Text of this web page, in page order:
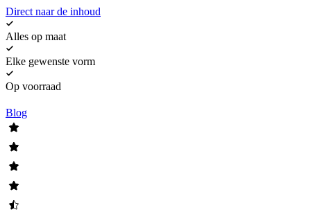
Direct naar de inhoud
Alles op maat
Elke gewenste vorm
Op voorraad
Blog